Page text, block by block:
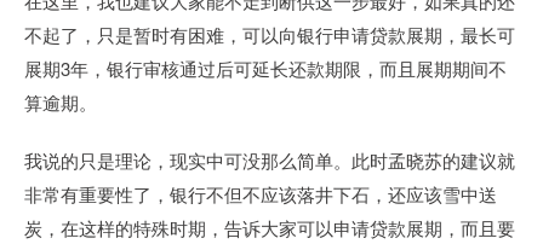
不起了，只是暂时有困难，可以向银行申请贷款展期，最长可
展期3年，银行审核通过后可延长还款期限，而且展期期间不
算逾期。
我说的只是理论，现实中可没那么简单。此时孟晓苏的建议就
非常有重要性了，银行不但不应该落井下石，还应该雪中送
炭，在这样的特殊时期，告诉大家可以申请贷款展期，而且要